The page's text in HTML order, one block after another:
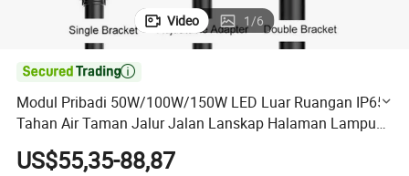
Video 1/6

Modul Pribadi 50W/100W/150W LED Luar Ruangan IP65
Tahan Air Taman Jalur Jalan Lanskap Halaman Lampu
Puncak Tiang Kebun
US$55,35-88,87